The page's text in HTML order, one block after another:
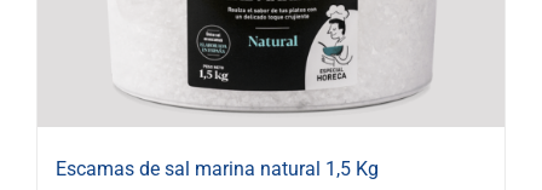
Escamas de sal marina natural 1,5 Kg